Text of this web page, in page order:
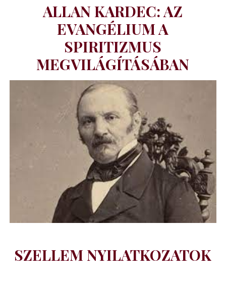
ALLAN KARDEC: AZ
EVANGÉLIUM A
SPIRITIZMUS
MEGVILÁGÍTÁSÁBAN
SZELLEM NYILATKOZATOK